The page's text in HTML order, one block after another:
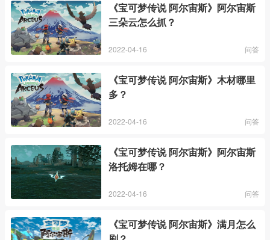
《宝可梦传说 阿尔宙斯》阿尔宙斯
三朵云怎么抓？
2022-04-16 问答
《宝可梦传说 阿尔宙斯》木材哪里
多？
2022-04-16 问答
《宝可梦传说 阿尔宙斯》阿尔宙斯
洛托姆在哪？
2022-04-16 问答
《宝可梦传说 阿尔宙斯》满月怎么